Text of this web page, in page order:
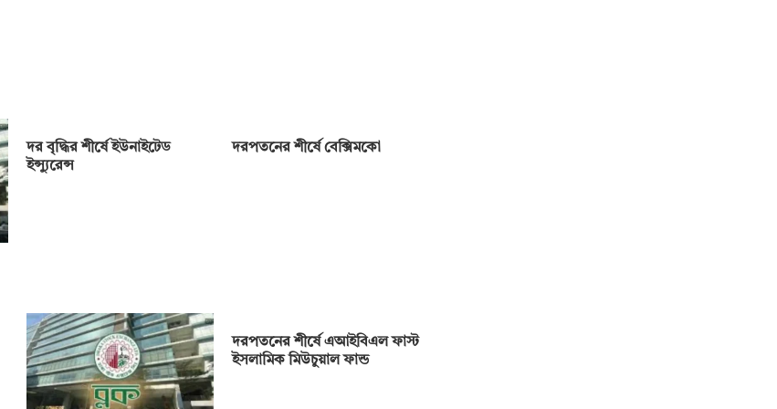
দর বৃদ্ধির শীর্ষে ইউনাইটেড
ইন্স্যুরেন্স
দরপতনের শীর্ষে বেক্সিমকো
দরপতনের শীর্ষে এআইবিএল ফাস্ট
ইসলামিক মিউচুয়াল ফান্ড